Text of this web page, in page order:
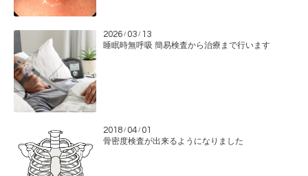
2026 / 03 / 13
睡眠時無呼吸 簡易検査から治療まで行います
2018 / 04 / 01
骨密度検査が出来るようになりました